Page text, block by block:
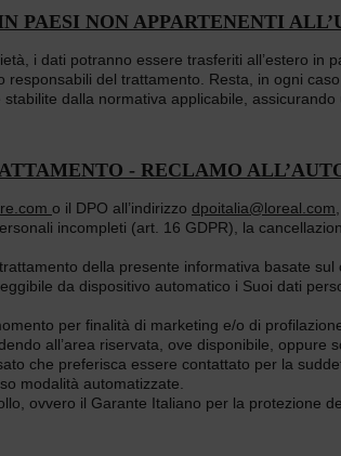
PAESI NON APPARTENENTI
i dati potranno essere trasferiti all’estero in
del trattamento. Resta, in ogni
dalla normativa applicabile,
- RECLAMO
o il DPO all’indirizzo dpoitalia@loreal.com
incompleti (art. 16 GDPR), la
della presente informativa basate
da dispositivo automatico i Suoi dati
per finalità di marketing e/o di
all’area riservata, ove disponibile, oppure
che preferisca essere contattato per la
modalità automatizzate.
ovvero il Garante Italiano per la protezione